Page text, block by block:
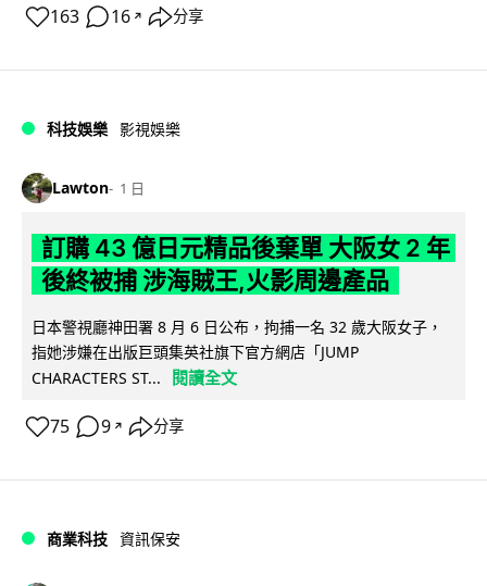
163 16 ↗ 分享
科技娛樂 影視娛樂
Lawton 1 日
訂購 43 億日元精品後棄單 大阪女 2 年
後終被捕 涉海賊王,火影周邊產品
日本警視廳神田署 8 月 6 日公布，拘捕一名 32 歲大阪女子，
指她涉嫌在出版巨頭集英社旗下官方網店「JUMP
CHARACTERS ST...
閱讀全文
75 9 ↗ 分享
商業科技 資訊保安